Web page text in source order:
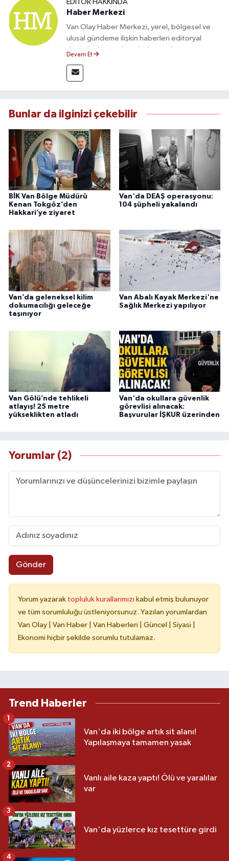
EDITÖR HAKKINDA
Haber Merkezi
Van Olay Haber Merkezi, yerel, bölgesel ve
ulusal gündeme ilişkin haberleri editoryal
denetimden geçirerek okuyuculara
gazetecilik etik ilkeleri doğrultusunda
hazırlanan içerikler, güvenilir kaynaklara dayalı
Devam Et
Bunlar da ilginizi çekebilir
BİK Van Bölge Müdürü
Kenan Tokgöz’den
Hakkari’ye ziyaret
Van'da DEAŞ operasyonu:
104 şüpheli yakalandı
Van’da geleneksel kilim
dokumacılığı geleceğe
taşınıyor
Van Abalı Kayak Merkezi'ne
Sağlık Merkezi yapılıyor
Van Gölü’nde tehlikeli
atlayış! 25 metre
yükseklikten atladı
Van'da okullara güvenlik
görevlisi alınacak:
Başvurular İŞKUR üzerinden
Yorumlar (2)
Gönder
Yorum yazarak topluluk kurallarımızı kabul etmiş bulunuyor
ve tüm sorumluluğu üstleniyorsunuz. Yazılan yorumlardan
Van Olay | Van Haber | Van Haberleri | Güncel | Siyasi |
Ekonomi hiçbir şekilde sorumlu tutulamaz.
Trend Haberler
Van'da iki bölge artık sit alanı!
Yapılaşmaya tamamen yasak
1
Vanlı aile kaza yaptı! Ölü ve yaralılar
var
2
Van'da yüzlerce kız tesettüre girdi
3
4